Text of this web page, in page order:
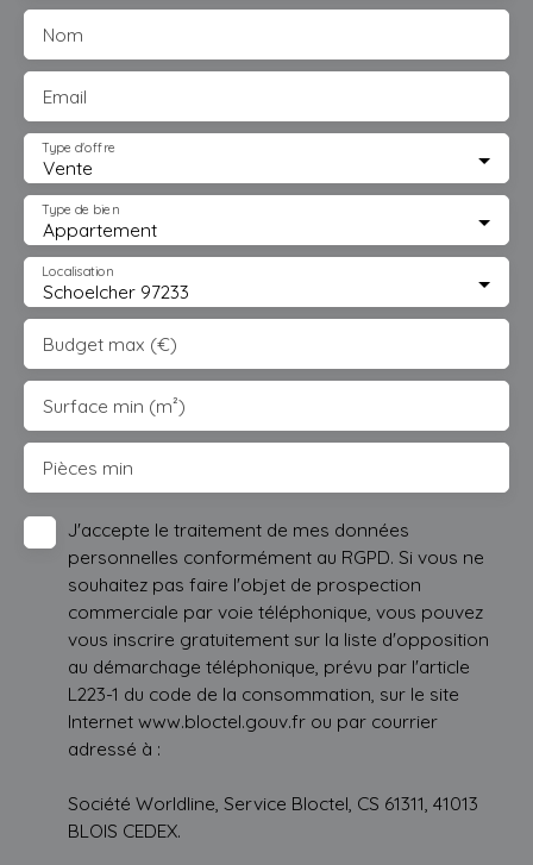
Nom
Email
Vente
Type d'offre
Appartement
Type de bien
Schoelcher 97233
Localisation
Budget max (€)
Surface min (m²)
Pièces min
J'accepte le traitement de mes données
personnelles conformément au RGPD. Si vous ne
souhaitez pas faire l'objet de prospection
commerciale par voie téléphonique, vous pouvez
vous inscrire gratuitement sur la liste d'opposition
au démarchage téléphonique, prévu par l'article
L223-1 du code de la consommation, sur le site
Internet www.bloctel.gouv.fr ou par courrier
adressé à :
Société Worldline, Service Bloctel, CS 61311, 41013
BLOIS CEDEX.